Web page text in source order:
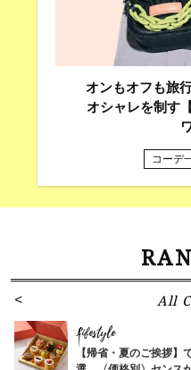
オンもオフも旅
オシャレを制す
コーデ
All
Lifestyle
【帰省・夏のご挨拶】